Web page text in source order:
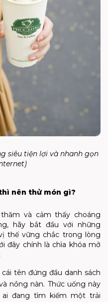
siêu tiện lợi và nhanh gọn
nên thử món gì?
và cảm thấy choáng
hãy bắt đầu với những
thế vững chắc trong lòng
đây chính là chìa khóa mở
tên đứng đầu danh sách
nồng nàn. Thức uống này
đang tìm kiếm một trải